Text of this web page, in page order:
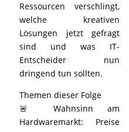
Ressourcen verschlingt,
welche kreativen
Lösungen jetzt gefragt
sind und was IT-
Entscheider nun
dringend tun sollten.
Themen dieser Folge
🚨 Wahnsinn am
Hardwaremarkt: Preise